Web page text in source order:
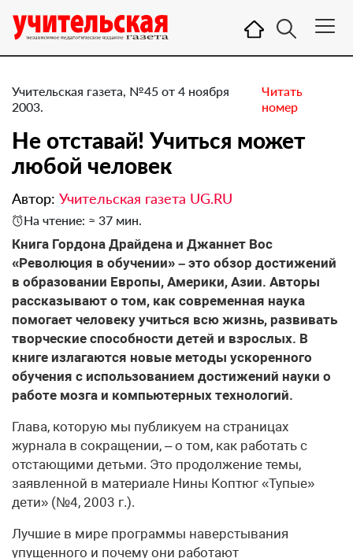
Учительская газета, №45 от 4 ноября
2003.
Читать
номер
Не отставай! Учиться может
любой человек
Автор: Учительская газета UG.RU
На чтение: ≈ 37 мин.
Книга Гордона Драйдена и Джаннет Вос
«Революция в обучении» – это обзор достижений
в образовании Европы, Америки, Азии. Авторы
рассказывают о том, как современная наука
помогает человеку учиться всю жизнь, развивать
творческие способности детей и взрослых. В
книге излагаются новые методы ускоренного
обучения с использованием достижений науки о
работе мозга и компьютерных технологий.
Глава, которую мы публикуем на страницах
журнала в сокращении, – о том, как работать с
отстающими детьми. Это продолжение темы,
заявленной в материале Нины Коптюг «Тупые»
дети» (№4, 2003 г.).
Лучшие в мире программы наверстывания
упущенного и почему они работают